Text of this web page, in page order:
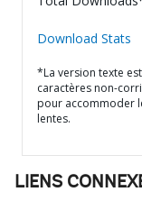
Download Stats
*La version texte
caractères non-
pour accommoder
lentes.
LIENS